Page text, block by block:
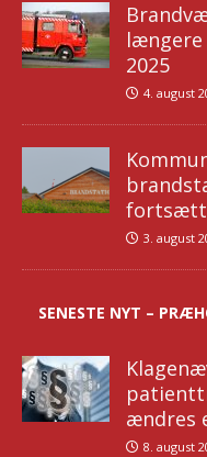
2025
4. august
3. august
SENESTE NYT –
ændres
8. august